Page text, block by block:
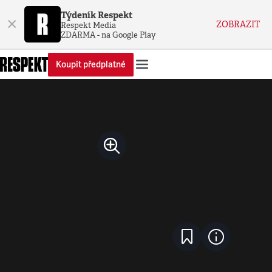
× Týdeník Respekt
Respekt Media
ZDARMA - na Google Play
ZOBRAZIT
Koupit předplatné